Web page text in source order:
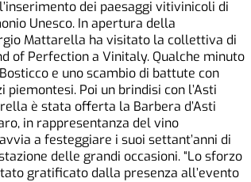
dei paesaggi vitivinicoli di
Unesco. In apertura della
Mattarella ha visitato la collettiva di
of Perfection a Vinitaly. Qualche minuto
e uno scambio di battute con
Poi un brindisi con l’Asti
è stata offerta la Barbera d’Asti
in rappresentanza del vino
a festeggiare i suoi settant’anni di
delle grandi occasioni. “Lo sforzo
gratificato dalla presenza all’evento